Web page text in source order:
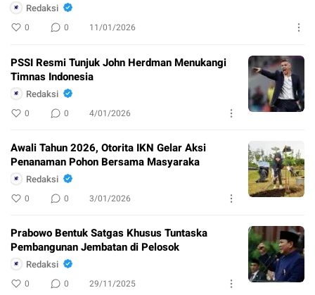
Redaksi
0 0 11/01/2026
PSSI Resmi Tunjuk John Herdman Menukangi
Timnas Indonesia
Redaksi
0 0 4/01/2026
Awali Tahun 2026, Otorita IKN Gelar Aksi
Penanaman Pohon Bersama Masyaraka
Redaksi
0 0 3/01/2026
Prabowo Bentuk Satgas Khusus Tuntaska
Pembangunan Jembatan di Pelosok
Redaksi
0 0 29/11/2025